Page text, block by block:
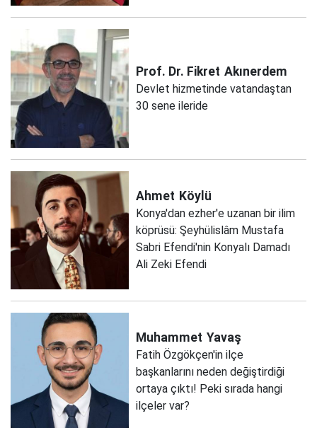
Prof. Dr. Fikret Akınerdem
Devlet hizmetinde vatandaştan
30 sene ileride
Ahmet Köylü
Konya'dan ezher'e uzanan bir ilim
köprüsü: Şeyhülislâm Mustafa
Sabri Efendi'nin Konyalı Damadı
Ali Zeki Efendi
Muhammet Yavaş
Fatih Özgökçen'in ilçe
başkanlarını neden değiştirdiği
ortaya çıktı! Peki sırada hangi
ilçeler var?